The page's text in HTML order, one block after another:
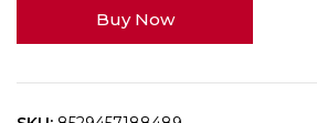
Buy Now